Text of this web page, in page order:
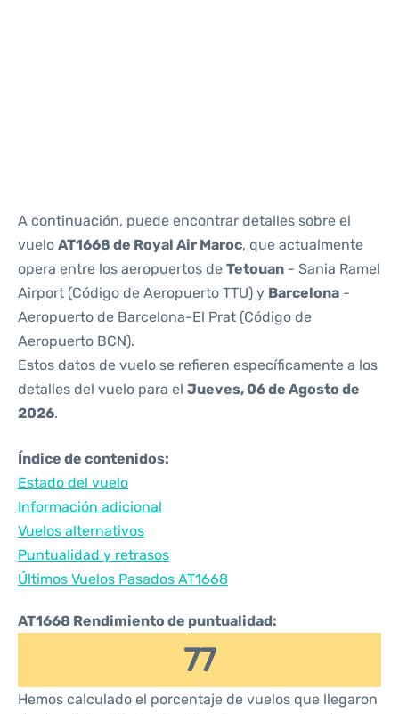
A continuación, puede encontrar detalles sobre el
vuelo AT1668 de Royal Air Maroc, que actualmente
opera entre los aeropuertos de Tetouan - Sania Ramel
Airport (Código de Aeropuerto TTU) y Barcelona -
Aeropuerto de Barcelona-El Prat (Código de
Aeropuerto BCN).
Estos datos de vuelo se refieren específicamente a los
detalles del vuelo para el Jueves, 06 de Agosto de
2026.
Índice de contenidos:
Estado del vuelo
Información adicional
Vuelos alternativos
Puntualidad y retrasos
Últimos Vuelos Pasados AT1668
AT1668 Rendimiento de puntualidad:
77
Hemos calculado el porcentaje de vuelos que llegaron